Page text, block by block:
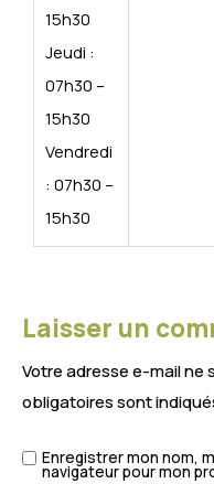
15h30
Jeudi :
07h30 –
15h30
Vendredi
: 07h30 –
15h30
Laisser un
Votre adresse e-mail ne
obligatoires sont
Enregistrer mon nom,
navigateur pour mon